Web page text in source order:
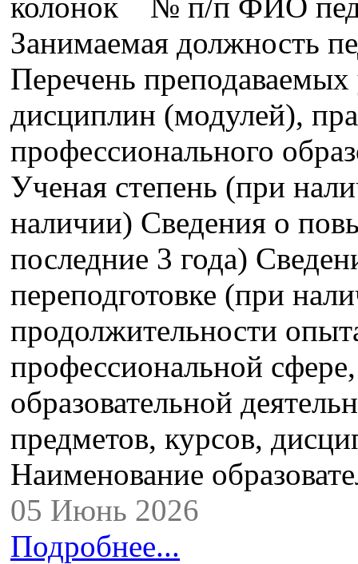
Занимаемая должность
Перечень
дисциплин (модулей),
профессионального
Ученая степень (при
наличии) Сведения о
последние 3 года)
переподготовке (при
продолжительности
профессиональной
образовательной
предметов, курсов,
Наименование
05 Июнь 2026
Подробнее...